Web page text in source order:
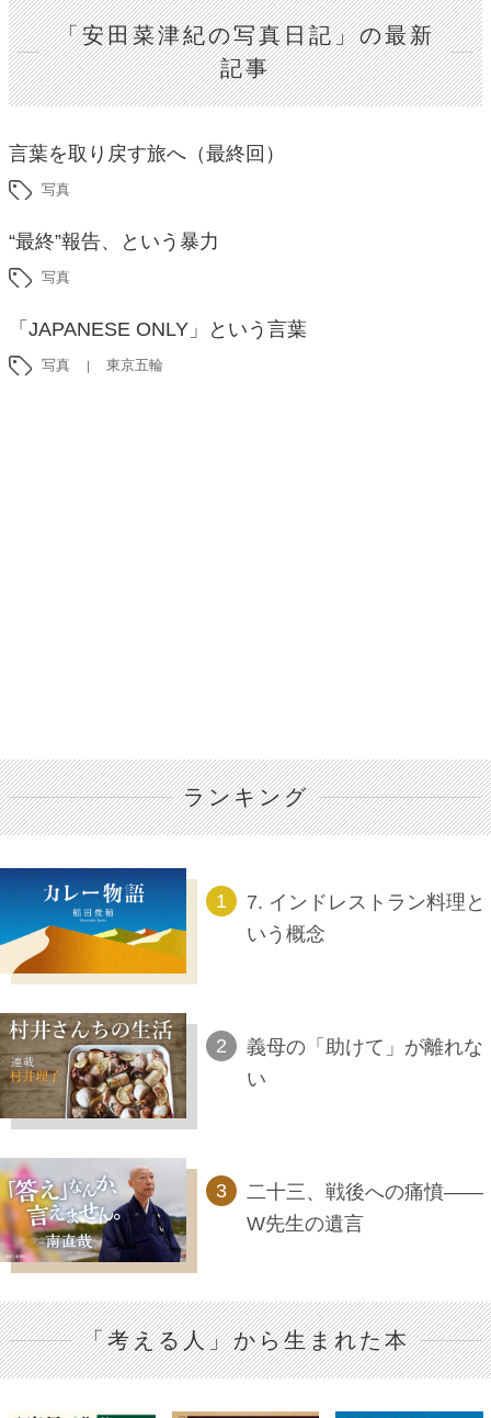
「安田菜津紀の写真日記」の最新
記事
言葉を取り戻す旅へ（最終回）
写真
“最終”報告、という暴力
写真
「JAPANESE ONLY」という言葉
写真 東京五輪
ランキング
7. インドレストラン料理と
いう概念
義母の「助けて」が離れな
い
二十三、戦後への痛憤――
W先生の遺言
「考える人」から生まれた本